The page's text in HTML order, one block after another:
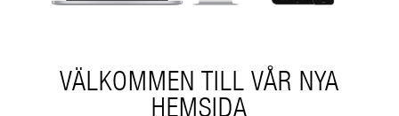
VÄLKOMMEN TILL VÅR NYA
HEMSIDA